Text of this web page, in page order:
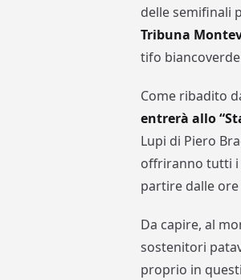
delle semifinali
Tribuna
tifo
Come ribadito
entrerà allo
Lupi di Piero
offriranno tutti i
partire dalle
Da capire, al
sostenitori
proprio in